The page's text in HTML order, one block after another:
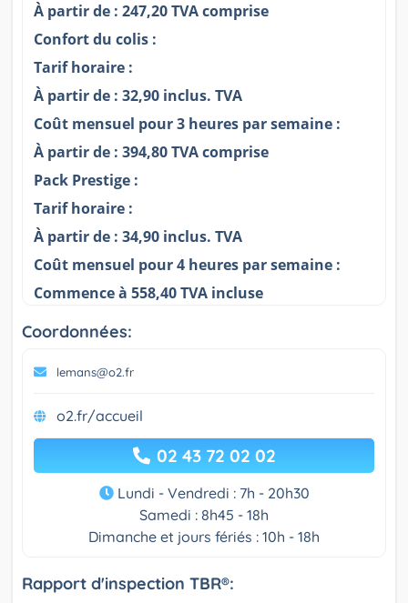
À partir de : 247,20 TVA comprise
Confort du colis :
Tarif horaire :
À partir de : 32,90 inclus. TVA
Coût mensuel pour 3 heures par semaine :
À partir de : 394,80 TVA comprise
Pack Prestige :
Tarif horaire :
À partir de : 34,90 inclus. TVA
Coût mensuel pour 4 heures par semaine :
Commence à 558,40 TVA incluse
Coordonnées:
lemans@o2.fr
o2.fr/accueil
02 43 72 02 02
Lundi - Vendredi : 7h - 20h30
Samedi : 8h45 - 18h
Dimanche et jours fériés : 10h - 18h
Rapport d'inspection TBR®: